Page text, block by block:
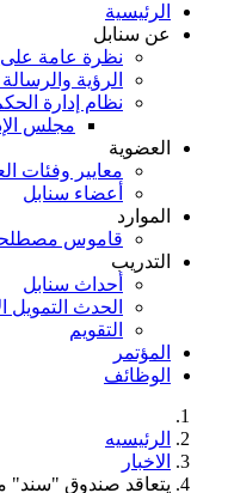
الرئيسية
عن سنابل
نظرة عامة
الرؤية
نظام إدارة
مجلس
العضوية
معايير وفئات
أعضاء سنابل
الموارد
قاموس
التدريب
أحداث سنابل
الحدث التمويل
التقويم
المؤتمر
الوظائف
الرئيسيه
الاخبار
يتعاقد صندوق "سند"